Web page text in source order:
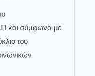
και σύμφωνα με
του